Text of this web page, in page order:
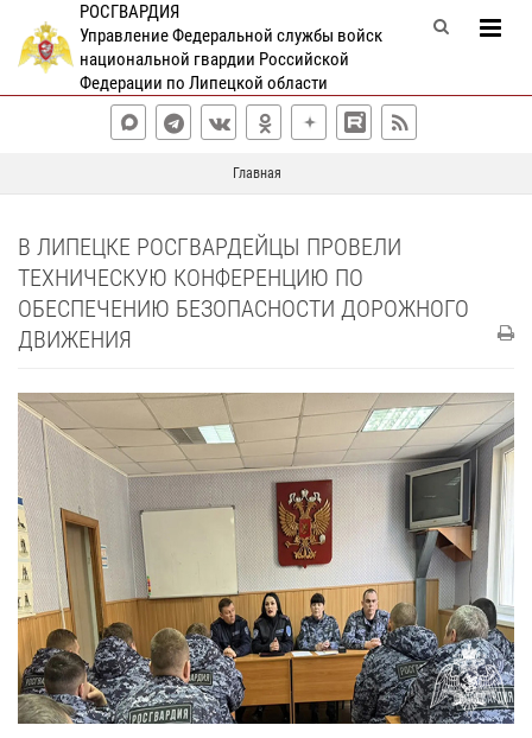
РОСГВАРДИЯ
Управление Федеральной службы войск
национальной гвардии Российской
Федерации по Липецкой области
Главная
В ЛИПЕЦКЕ РОСГВАРДЕЙЦЫ ПРОВЕЛИ
ТЕХНИЧЕСКУЮ КОНФЕРЕНЦИЮ ПО
ОБЕСПЕЧЕНИЮ БЕЗОПАСНОСТИ ДОРОЖНОГО
ДВИЖЕНИЯ